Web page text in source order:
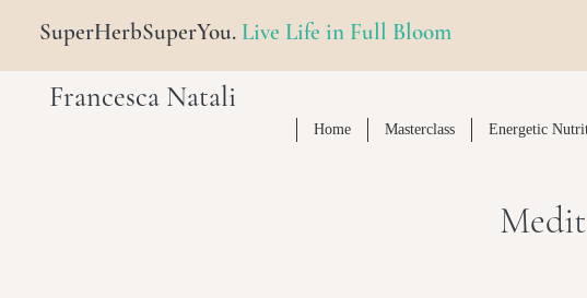
SuperHerbSuperYou. Live Life in Full Bloom
Francesca Natali
Home Masterclass Energetic